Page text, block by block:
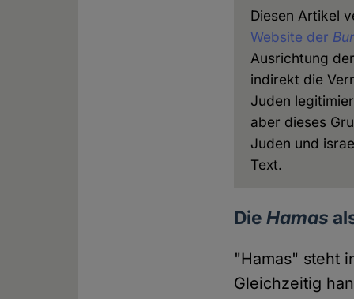
Diesen Artikel
Website der
Ausrichtung der
indirekt die
Juden
aber dieses
Juden und
Text.
DieHamas
"Hamas" steht
Gleichzeitig